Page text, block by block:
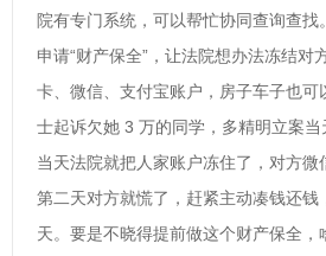
院有专门系统，可以帮忙协同查询查找
申请“财产保全”，让法院想办法冻结对
卡、微信、支付宝账户，房子车子也可
士起诉欠她 3 万的同学，多精明立案当
当天法院就把人家账户冻住了，对方微
第二天对方就慌了，赶紧主动凑钱还钱
天。要是不晓得提前做这个财产保全